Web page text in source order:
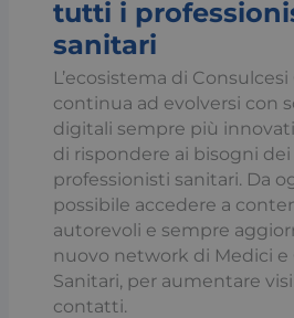
tutti i
sanitari
L’ecosistema di Consulcesi
continua ad evolversi con
digitali sempre più
di rispondere ai bisogni dei
professionisti sanitari. Da
possibile accedere a
autorevoli e sempre
nuovo network di Medici e
Sanitari, per aumentare
contatti.
(CSRF),
client con il
per distinguere
per il sito
validi
a Google
aggiornamento
più
Questo
utenti
generato in
del cliente. È
in un sito e
visitatori,
di analisi dei